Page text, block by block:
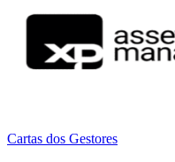
Cartas dos Gestores